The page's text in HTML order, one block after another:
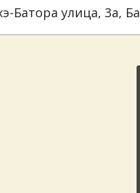
Батора улица, 3а,